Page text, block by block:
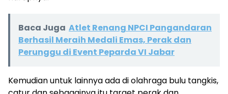
Baca Juga Atlet Renang NPCI Pangandaran
Berhasil Meraih Medali Emas, Perak dan
Perunggu di Event Peparda VI Jabar
Kemudian untuk lainnya ada di olahraga bulu tangkis,